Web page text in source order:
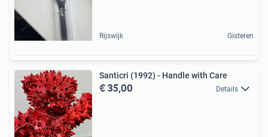
Rijswijk Gisteren
Santicri (1992) - Handle with Care
€ 35,00 Details